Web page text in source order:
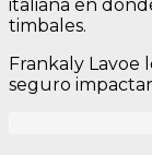
italiana en
timbales.
Frankaly
seguro